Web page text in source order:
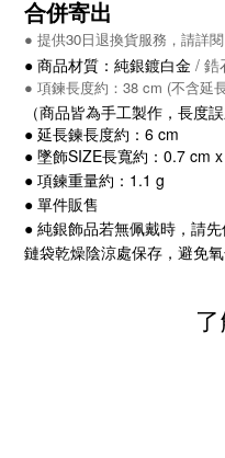
合併寄出
● 提供30日退換貨服務，請詳閱
● 商品材質：純銀鍍白金 / 鋯
● 項鍊長度約：38 cm (不含延
（商品皆為手工製作，長度
● 延長鍊長度約：6 cm
● 墜飾SIZE長寬約：0.7 cm
● 項鍊重量約：1.1 g
● 單件販售
● 純銀飾品若無佩戴時，請
鏈袋乾燥陰涼處保存，避免氧